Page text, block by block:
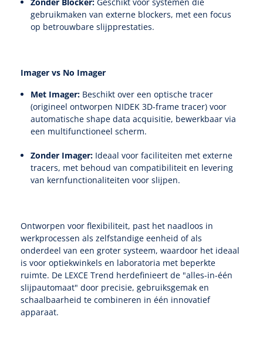
gebruikmaken van externe blockers, met een focus
op betrouwbare slijpprestaties.
Imager vs No Imager
Met Imager: Beschikt over een optische tracer
(origineel ontworpen NIDEK 3D-frame tracer) voor
automatische shape data acquisitie, bewerkbaar via
een multifunctioneel scherm.
Zonder Imager: Ideaal voor faciliteiten met externe
tracers, met behoud van compatibiliteit en levering
van kernfunctionaliteiten voor slijpen.
Ontworpen voor flexibiliteit, past het naadloos in
werkprocessen als zelfstandige eenheid of als
onderdeel van een groter systeem, waardoor het ideaal
is voor optiekwinkels en laboratoria met beperkte
ruimte. De LEXCE Trend herdefinieert de "alles-in-één
slijpautomaat" door precisie, gebruiksgemak en
schaalbaarheid te combineren in één innovatief
apparaat.